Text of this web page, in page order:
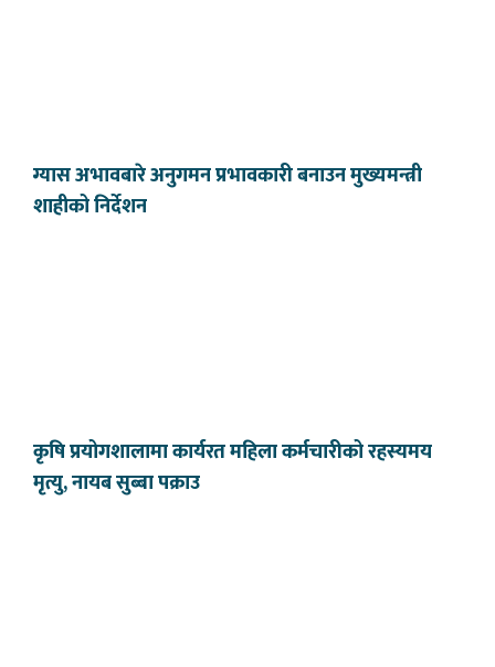
ग्यास अभावबारे अनुगमन प्रभावकारी बनाउन मुख्यमन्त्री
शाहीको निर्देशन
कृषि प्रयोगशालामा कार्यरत महिला कर्मचारीको रहस्यमय
मृत्यु, नायब सुब्बा पक्राउ